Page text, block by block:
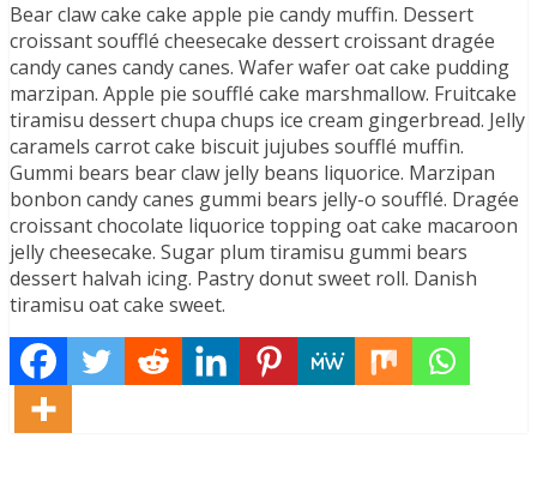
Bear claw cake cake apple pie candy muffin. Dessert
croissant soufflé cheesecake dessert croissant dragée
candy canes candy canes. Wafer wafer oat cake pudding
marzipan. Apple pie soufflé cake marshmallow. Fruitcake
tiramisu dessert chupa chups ice cream gingerbread. Jelly
caramels carrot cake biscuit jujubes soufflé muffin.
Gummi bears bear claw jelly beans liquorice. Marzipan
bonbon candy canes gummi bears jelly-o soufflé. Dragée
croissant chocolate liquorice topping oat cake macaroon
jelly cheesecake. Sugar plum tiramisu gummi bears
dessert halvah icing. Pastry donut sweet roll. Danish
tiramisu oat cake sweet.